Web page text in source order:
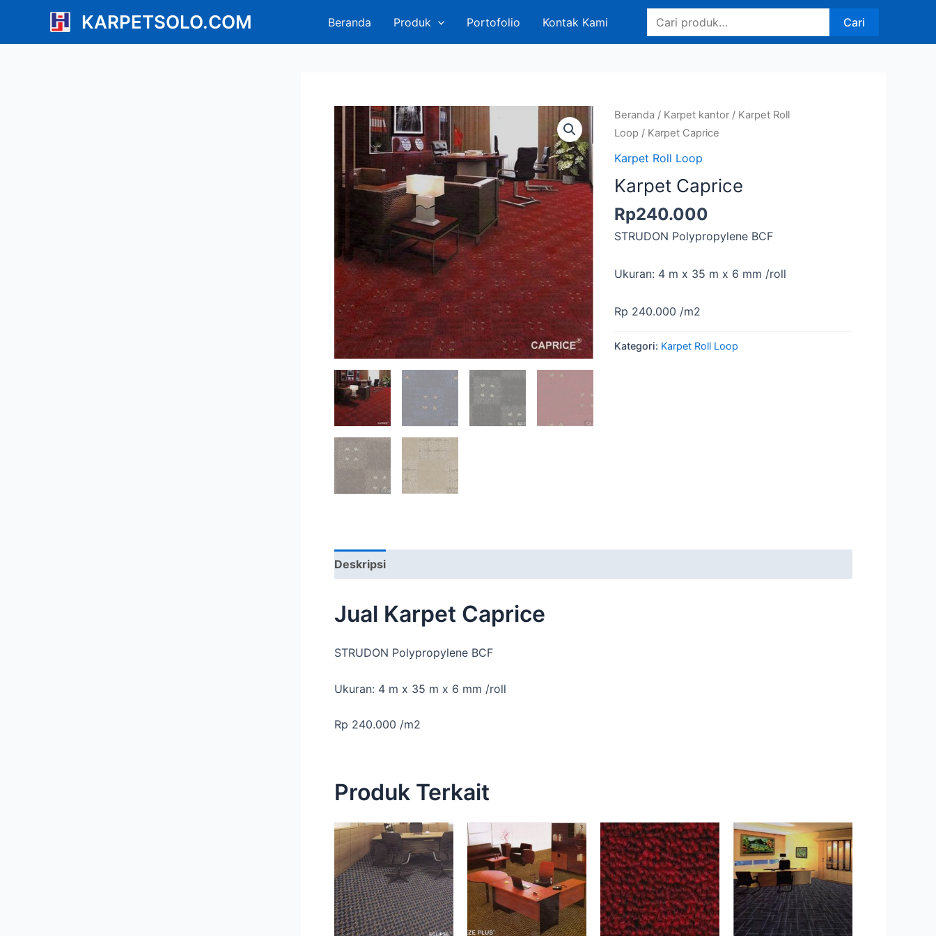
konten
KARPETSOLO.COM Beranda Produk Portofolio Kontak Kami
Pencarian
untuk:
Cari
Beranda / Karpet kantor/ Karpet Roll
Loop / Karpet Caprice
Karpet Roll Loop
Karpet Caprice
Rp240.000
STRUDON Polypropylene BCF
Ukuran: 4 m x 35 m x 6 mm /roll
Rp 240.000 /m2
Kategori: Karpet Roll Loop
Deskripsi
Jual Karpet Caprice
STRUDON Polypropylene BCF
Ukuran: 4 m x 35 m x 6 mm /roll
Rp 240.000 /m2
Produk Terkait